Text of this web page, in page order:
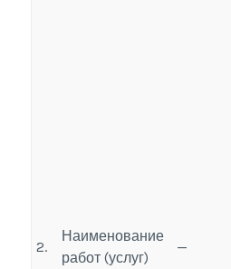
2.
Наименование
работ (услуг)
—